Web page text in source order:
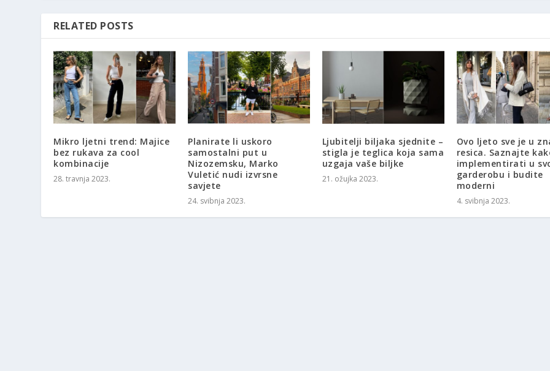
RELATED POSTS
Mikro ljetni trend: Majice
bez rukava za cool
kombinacije
28. travnja 2023.
Planirate li uskoro
samostalni put u
Nizozemsku, Marko
Vuletić nudi izvrsne
savjete
24. svibnja 2023.
Ljubitelji biljaka sjednite –
stigla je teglica koja sama
uzgaja vaše biljke
21. ožujka 2023.
Ovo ljeto sve je u
resica. Saznajte
implementirati u
garderobu i budite
moderni
4. svibnja 2023.